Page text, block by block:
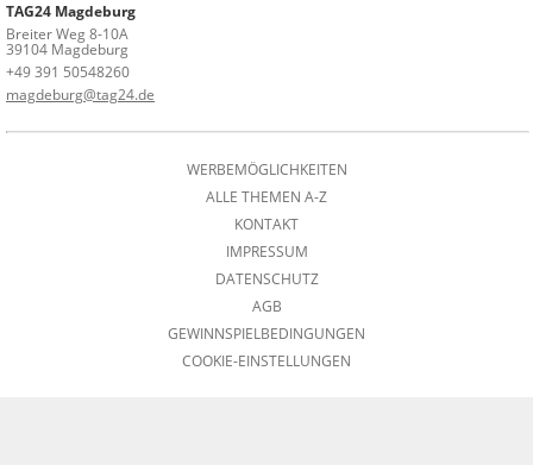
TAG24 Magdeburg
Breiter Weg 8-10A
39104 Magdeburg
+49 391 50548260
magdeburg@tag24.de
WERBEMÖGLICHKEITEN
ALLE THEMEN A-Z
KONTAKT
IMPRESSUM
DATENSCHUTZ
AGB
GEWINNSPIELBEDINGUNGEN
COOKIE-EINSTELLUNGEN